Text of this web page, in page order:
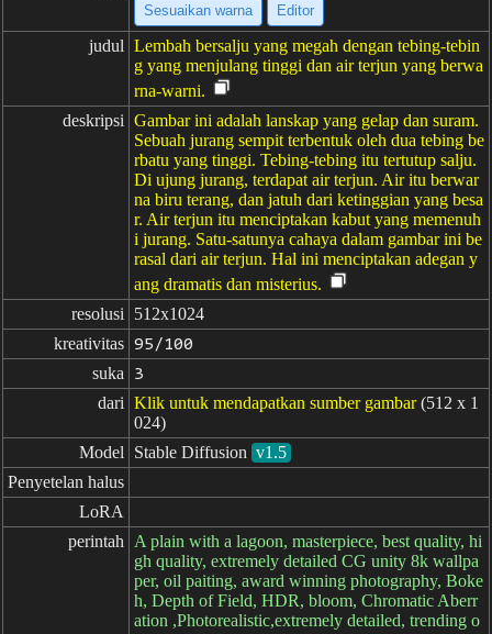
Sesuaikan warna Editor
judul Lembah bersalju yang megah dengan tebing-tebin
g yang menjulang tinggi dan air terjun yang berwa
rna-warni.
deskripsi Gambar ini adalah lanskap yang gelap dan suram.
Sebuah jurang sempit terbentuk oleh dua tebing be
rbatu yang tinggi. Tebing-tebing itu tertutup salju.
Di ujung jurang, terdapat air terjun. Air itu berwar
na biru terang, dan jatuh dari ketinggian yang besa
r. Air terjun itu menciptakan kabut yang memenuh
i jurang. Satu-satunya cahaya dalam gambar ini be
rasal dari air terjun. Hal ini menciptakan adegan y
ang dramatis dan misterius.
resolusi
512x1024
kreativitas 95/100
suka 3
dari Klik untuk mendapatkan sumber gambar (512 x 1
024)
Model
Stable Diffusion v1.5
Penyetelan halus
LoRA
perintah
A plain with a lagoon, masterpiece, best quality, hi
gh quality, extremely detailed CG unity 8k wallpa
per, oil paiting, award winning photography, Boke
h, Depth of Field, HDR, bloom, Chromatic Aberr
ation ,Photorealistic,extremely detailed, trending o